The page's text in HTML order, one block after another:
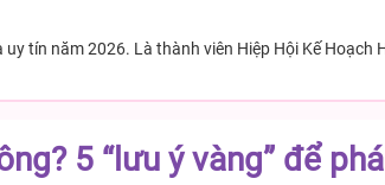
tín năm 2026. Là thành viên Hiệp Hội Kế Hoạch
5 “lưu ý vàng” để